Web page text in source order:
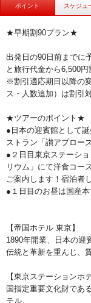
ポイント スケジュ
★早期割90プラン★
出発日の90日前までに
と旅行代金から6,500円
※割引適応期日以降の
ス・人数追加）は割引
★ツアーのポイント★
●日本の迎賓館として
ストラン「讃アプロー
●２日目東京ステーシ
リウム」にて洋食コー
ご案内します！宿泊者
●１日目のお昼は国産
【帝国ホテル 東京】
1890年開業、日本の迎
伝統と革新を重んじ、
【東京ステーションホ
国指定重要文化財であ
テル。